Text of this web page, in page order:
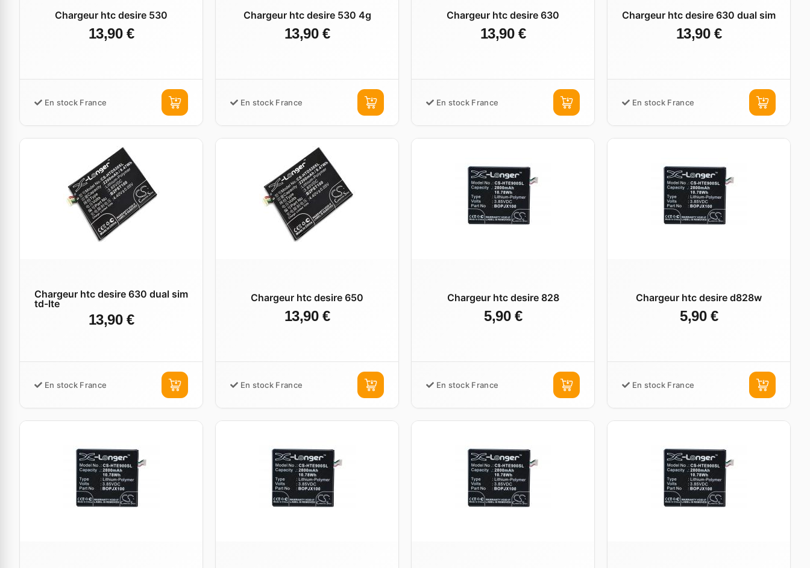
Chargeur htc desire 530
13,90 €
En stock France
Chargeur htc desire 530 4g
13,90 €
En stock France
Chargeur htc desire 630
13,90 €
En stock France
Chargeur htc desire 630 dual sim
13,90 €
En stock France
Chargeur htc desire 630 dual sim
td-lte
13,90 €
En stock France
Chargeur htc desire 650
13,90 €
En stock France
Chargeur htc desire 828
5,90 €
En stock France
Chargeur htc desire d828w
5,90 €
En stock France